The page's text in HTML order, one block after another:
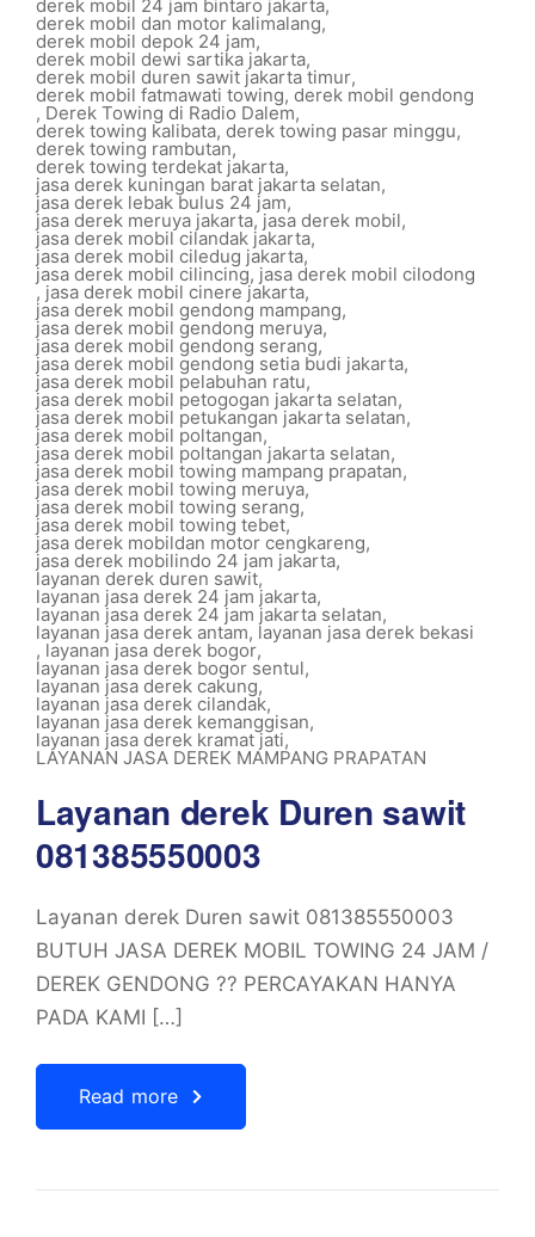
derek mobil 24 jam bintaro jakarta,
derek mobil dan motor kalimalang,
derek mobil depok 24 jam,
derek mobil dewi sartika jakarta,
derek mobil duren sawit jakarta timur,
derek mobil fatmawati towing, derek mobil gendong
, Derek Towing di Radio Dalem,
derek towing kalibata, derek towing pasar minggu,
derek towing rambutan,
derek towing terdekat jakarta,
jasa derek kuningan barat jakarta selatan,
jasa derek lebak bulus 24 jam,
jasa derek meruya jakarta, jasa derek mobil,
jasa derek mobil cilandak jakarta,
jasa derek mobil ciledug jakarta,
jasa derek mobil cilincing, jasa derek mobil cilodong
, jasa derek mobil cinere jakarta,
jasa derek mobil gendong mampang,
jasa derek mobil gendong meruya,
jasa derek mobil gendong serang,
jasa derek mobil gendong setia budi jakarta,
jasa derek mobil pelabuhan ratu,
jasa derek mobil petogogan jakarta selatan,
jasa derek mobil petukangan jakarta selatan,
jasa derek mobil poltangan,
jasa derek mobil poltangan jakarta selatan,
jasa derek mobil towing mampang prapatan,
jasa derek mobil towing meruya,
jasa derek mobil towing serang,
jasa derek mobil towing tebet,
jasa derek mobildan motor cengkareng,
jasa derek mobilindo 24 jam jakarta,
layanan derek duren sawit,
layanan jasa derek 24 jam jakarta,
layanan jasa derek 24 jam jakarta selatan,
layanan jasa derek antam, layanan jasa derek bekasi
, layanan jasa derek bogor,
layanan jasa derek bogor sentul,
layanan jasa derek cakung,
layanan jasa derek cilandak,
layanan jasa derek kemanggisan,
layanan jasa derek kramat jati,
LAYANAN JASA DEREK MAMPANG PRAPATAN
Layanan derek Duren sawit
081385550003
Layanan derek Duren sawit 081385550003
BUTUH JASA DEREK MOBIL TOWING 24 JAM /
DEREK GENDONG ?? PERCAYAKAN HANYA
PADA KAMI […]
Read more